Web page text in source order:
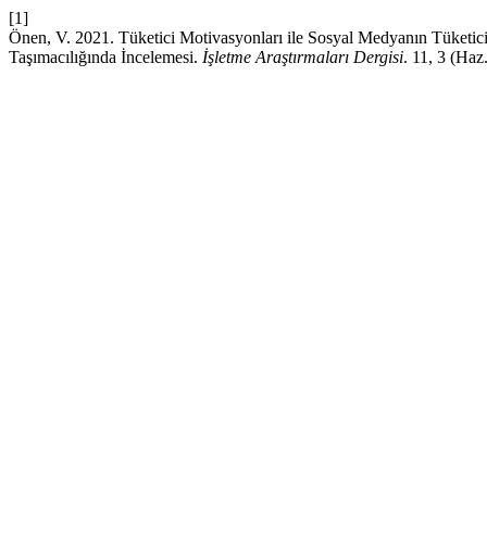
[1]
Önen, V. 2021. Tüketici Motivasyonları ile Sosyal Medyanın
Taşımacılığında İncelemesi. İşletme Araştırmaları Dergisi. 11, 3